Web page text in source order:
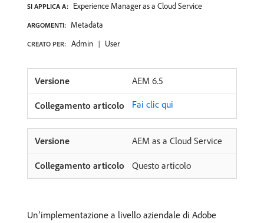
SI APPLICA A: Experience Manager as a Cloud Service
ARGOMENTI: Metadata
CREATO PER: Admin User
AEM 6.5
Fai clic qui
AEM as a Cloud Service
Questo articolo
Un’implementazione a livello aziendale di Adobe